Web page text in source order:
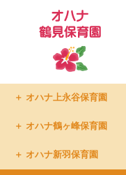
オハナ上永谷保育園
オハナ鶴ヶ峰保育園
オハナ新羽保育園
たまプラーザ倶楽部
活